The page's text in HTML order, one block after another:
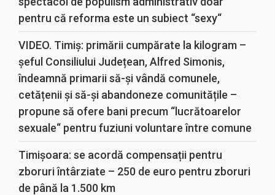
pentru că reforma este un subiect “sexy“
VIDEO. Timiș: primării cumpărate la kilogram –
șeful Consiliului Județean, Alfred Simonis,
îndeamnă primarii să-și vândă comunele,
cetățenii și să-și abandoneze comunitățile –
propune să ofere bani precum “lucrătoarelor
sexuale“ pentru fuziuni voluntare între comune
Timișoara: se acordă compensații pentru
zboruri întârziate – 250 de euro pentru zboruri
de până la 1.500 km